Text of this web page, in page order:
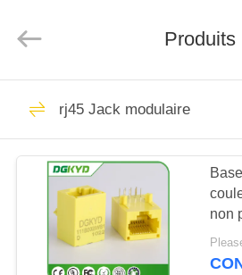
MAISON
PRODUITS
SHOW
Technology
Co.,ltd.
connecteur
l'Ethernet
Produits
rj45 Jack modulaire
non